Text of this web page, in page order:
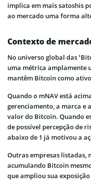
implica em mais satoshis
ao mercado uma forma
Contexto de
No universo global das
uma métrica amplamente
mantêm Bitcoin como
Quando o mNAV está
gerenciamento, a marca e
valor do Bitcoin. Quando
de possível percepção de
abaixo de 1 já motivou a
Outras empresas listadas,
acumulando Bitcoin
que ampliou sua